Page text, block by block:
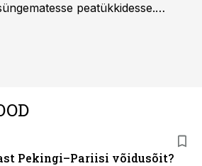
peatükkidesse.
Pekingi–Pariisi võidusõit?